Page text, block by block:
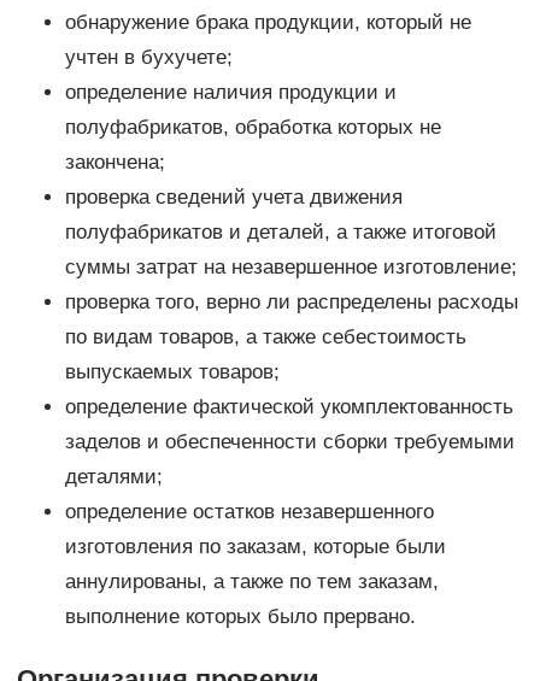
обнаружение брака продукции, который не
учтен в бухучете;
определение наличия продукции и
полуфабрикатов, обработка которых не
закончена;
проверка сведений учета движения
полуфабрикатов и деталей, а также итоговой
суммы затрат на незавершенное изготовление;
проверка того, верно ли распределены расходы
по видам товаров, а также себестоимость
выпускаемых товаров;
определение фактической укомплектованность
заделов и обеспеченности сборки требуемыми
деталями;
определение остатков незавершенного
изготовления по заказам, которые были
аннулированы, а также по тем заказам,
выполнение которых было прервано.